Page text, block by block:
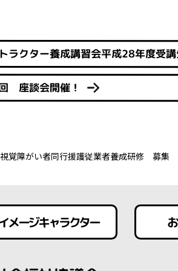
ラクター養成講習会平成28年度受講
座談会開催！
視覚障がい者同行援護従業者養成研修 募集
メージキャラクター